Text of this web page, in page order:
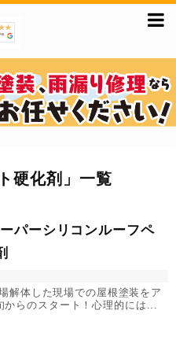
硬化剤 」 一覧
パーシリコンルーフペ
解体した現場での屋根塗装をア
からのスタート！心理的には...